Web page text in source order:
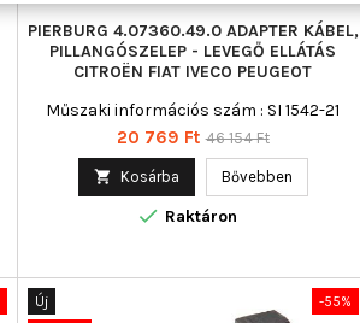
PIERBURG 4.07360.49.0 ADAPTER KÁBEL,
PILLANGÓSZELEP - LEVEGŐ ELLÁTÁS
CITROËN FIAT IVECO PEUGEOT
Műszaki információs szám : SI 1542-21
Ár
20 769 Ft Normál
46 154 Ft
 Kosárba Bővebben
 Raktáron
-55%
Új